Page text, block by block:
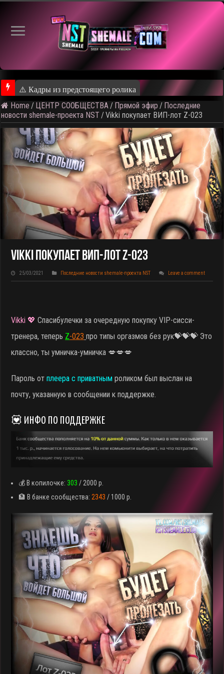
⚠️ Кадры из предстоящего ролика
Home / ЦЕНТР СООБЩЕСТВА / Прямой эфир / Последние
новости shemale-проекта NST /Vikki покупает ВИП-лот Z-023
Vikki Покупает ВИП-Лот Z-023
25/03/2021 Последние новости shemale-проекта NST Leave a comment
Vikki 💖 Спасибулечки за очередную покупку VIP-сисси-
тренера, теперь Z-023 про типы оргазмов без рук💝💝💝 Это
классно, ты умничка-умничка 💋💋💋
Пароль отплеера с приватным роликом был выслан на
почту, указанную в сообщении к поддержке.
💟 ИНФО ПО ПОДДЕРЖКЕ
💰 В копилочке:303/ 2000 р.
🏦 В банке сообщества: 2343 / 1000 р.